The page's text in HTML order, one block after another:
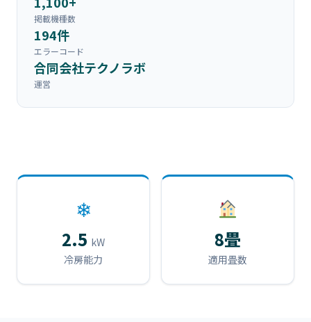
掲載機種数
194件
エラーコード
合同会社テクノラボ
運営
❄
2.5 kW
冷房能力
8畳
適用畳数